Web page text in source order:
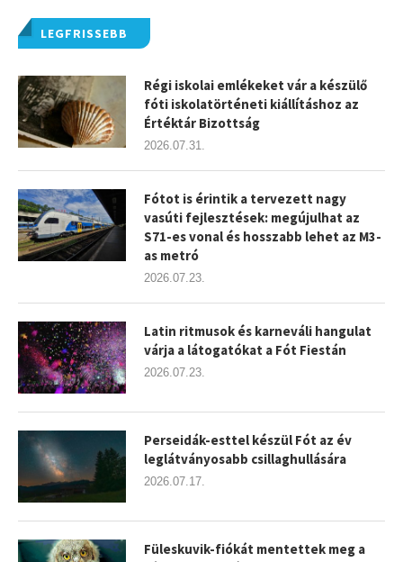
LEGFRISSEBB
Régi iskolai emlékeket vár a készülő
fóti iskolatörténeti kiállításhoz az
Értéktár Bizottság
2026.07.31.
Fótot is érintik a tervezett nagy
vasúti fejlesztések: megújulhat az
S71-es vonal és hosszabb lehet az M3-
as metró
2026.07.23.
Latin ritmusok és karneváli hangulat
várja a látogatókat a Fót Fiestán
2026.07.23.
Perseidák-esttel készül Fót az év
leglátványosabb csillaghullására
2026.07.17.
Füleskuvik-fiókát mentettek meg a